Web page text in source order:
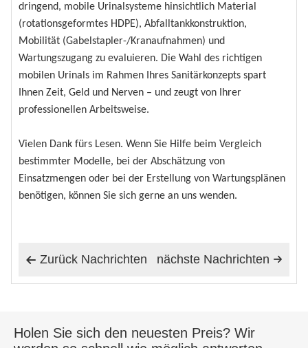
dringend, mobile Urinalsysteme hinsichtlich Material
(rotationsgeformtes HDPE), Abfalltankkonstruktion,
Mobilität (Gabelstapler-/Kranaufnahmen) und
Wartungszugang zu evaluieren. Die Wahl des richtigen
mobilen Urinals im Rahmen Ihres Sanitärkonzepts spart
Ihnen Zeit, Geld und Nerven – und zeugt von Ihrer
professionellen Arbeitsweise.
Vielen Dank fürs Lesen. Wenn Sie Hilfe beim Vergleich
bestimmter Modelle, bei der Abschätzung von
Einsatzmengen oder bei der Erstellung von Wartungsplänen
benötigen, können Sie sich gerne an uns wenden.
 Zurück Nachrichten 
nächste Nachrichten
Holen Sie sich den neuesten Preis? Wir